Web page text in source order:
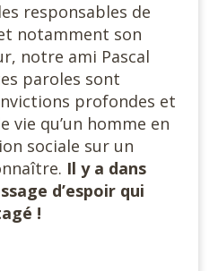
responsables de
notamment son
notre ami Pascal
paroles sont
profondes et
vie qu’un homme en
sociale sur un
Il y a dans
d’espoir qui
!